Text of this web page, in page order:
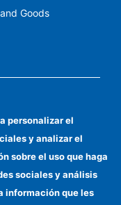
Goods
personalizar el
y analizar el
sobre el uso que haga
sociales y análisis
información que les